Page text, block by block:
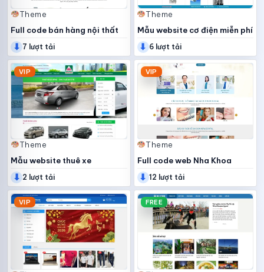
Theme
Full code bán hàng nội thất
⬇ 7 lượt tải
Theme
Mẫu website cơ điện miễn phí
⬇ 6 lượt tải
VIP
Theme
Mẫu website thuê xe
⬇ 2 lượt tải
VIP
Theme
Full code web Nha Khoa
⬇ 12 lượt tải
VIP FREE